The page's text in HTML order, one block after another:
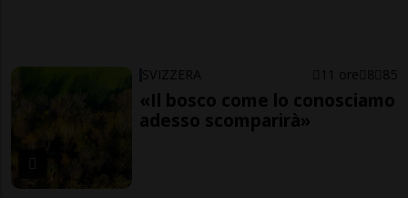
SVIZZERA 11 ore 8 85
«Il bosco come lo conosciamo
adesso scomparirà»